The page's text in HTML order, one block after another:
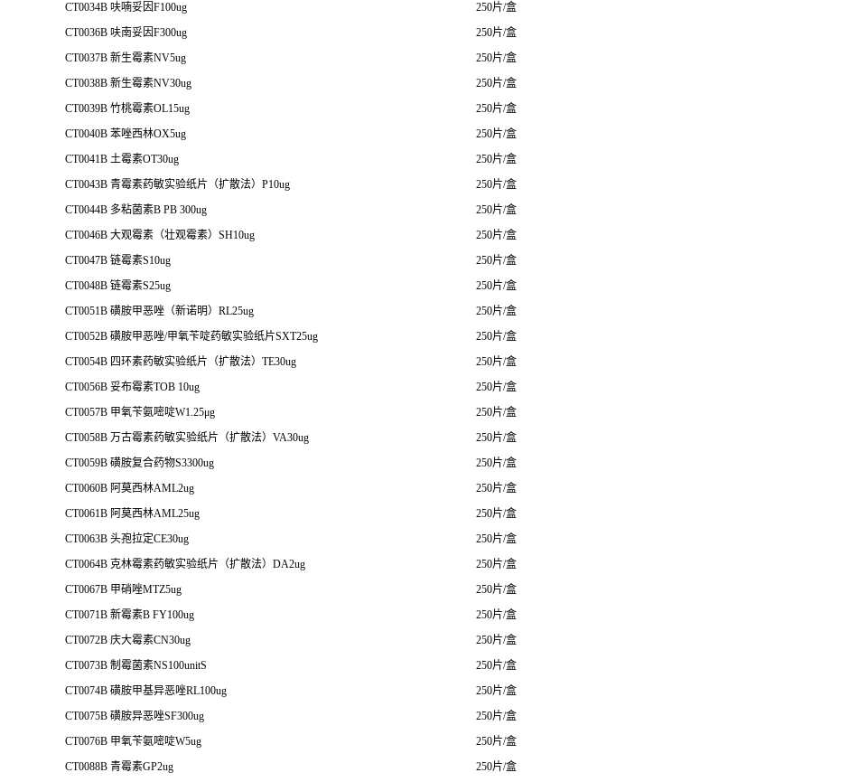
CT0034B 呋喃妥因F100ug
250片/盒
CT0036B 呋南妥因F300ug
250片/盒
CT0037B 新生霉素NV5ug
250片/盒
CT0038B 新生霉素NV30ug
250片/盒
CT0039B 竹桃霉素OL15ug
250片/盒
CT0040B 苯唑西林OX5ug
250片/盒
CT0041B 土霉素OT30ug
250片/盒
CT0043B 青霉素药敏实验纸片（扩散法）P10ug
250片/盒
CT0044B 多粘菌素B PB 300ug
250片/盒
CT0046B 大观霉素（壮观霉素）SH10ug
250片/盒
CT0047B 链霉素S10ug
250片/盒
CT0048B 链霉素S25ug
250片/盒
CT0051B 磺胺甲恶唑（新诺明）RL25ug
250片/盒
CT0052B 磺胺甲恶唑/甲氧苄啶药敏实验纸片SXT25ug
250片/盒
CT0054B 四环素药敏实验纸片（扩散法）TE30ug
250片/盒
CT0056B 妥布霉素TOB 10ug
250片/盒
CT0057B 甲氧苄氨嘧啶W1.25μg
250片/盒
CT0058B 万古霉素药敏实验纸片（扩散法）VA30ug
250片/盒
CT0059B 磺胺复合药物S3300ug
250片/盒
CT0060B 阿莫西林AML2ug
250片/盒
CT0061B 阿莫西林AML25ug
250片/盒
CT0063B 头孢拉定CE30ug
250片/盒
CT0064B 克林霉素药敏实验纸片（扩散法）DA2ug
250片/盒
CT0067B 甲硝唑MTZ5ug
250片/盒
CT0071B 新霉素B FY100ug
250片/盒
CT0072B 庆大霉素CN30ug
250片/盒
CT0073B 制霉菌素NS100unitS
250片/盒
CT0074B 磺胺甲基异恶唑RL100ug
250片/盒
CT0075B 磺胺异恶唑SF300ug
250片/盒
CT0076B 甲氧苄氨嘧啶W5ug
250片/盒
CT0088B 青霉素GP2ug
250片/盒